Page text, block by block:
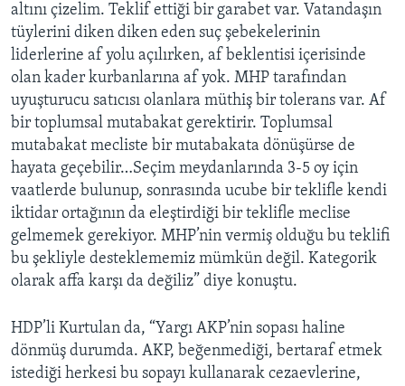
altını çizelim. Teklif ettiği bir garabet var. Vatandaşın
tüylerini diken diken eden suç şebekelerinin
liderlerine af yolu açılırken, af beklentisi içerisinde
olan kader kurbanlarına af yok. MHP tarafından
uyuşturucu satıcısı olanlara müthiş bir tolerans var. Af
bir toplumsal mutabakat gerektirir. Toplumsal
mutabakat mecliste bir mutabakata dönüşürse de
hayata geçebilir…Seçim meydanlarında 3-5 oy için
vaatlerde bulunup, sonrasında ucube bir teklifle kendi
iktidar ortağının da eleştirdiği bir teklifle meclise
gelmemek gerekiyor. MHP’nin vermiş olduğu bu teklifi
bu şekliyle desteklememiz mümkün değil. Kategorik
olarak affa karşı da değiliz” diye konuştu.
HDP’li Kurtulan da, “Yargı AKP’nin sopası haline
dönmüş durumda. AKP, beğenmediği, bertaraf etmek
istediği herkesi bu sopayı kullanarak cezaevlerine,